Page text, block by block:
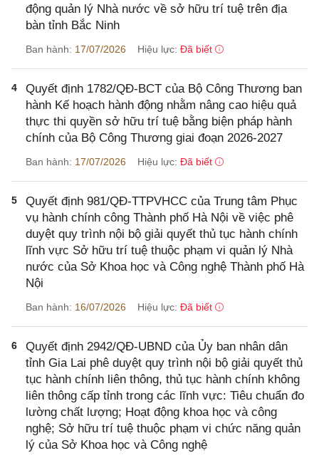
động quản lý Nhà nước về sở hữu trí tuệ trên địa
bàn tỉnh Bắc Ninh
Ban hành: 17/07/2026 Hiệu lực: Đã biết
4
Quyết định 1782/QĐ-BCT của Bộ Công Thương ban
hành Kế hoạch hành động nhằm nâng cao hiệu quả
thực thi quyền sở hữu trí tuệ bằng biện pháp hành
chính của Bộ Công Thương giai đoạn 2026-2027
Ban hành: 17/07/2026 Hiệu lực: Đã biết
5
Quyết định 981/QĐ-TTPVHCC của Trung tâm Phục
vụ hành chính công Thành phố Hà Nội về việc phê
duyệt quy trình nội bộ giải quyết thủ tục hành chính
lĩnh vực Sở hữu trí tuệ thuộc phạm vi quản lý Nhà
nước của Sở Khoa học và Công nghệ Thành phố Hà
Nội
Ban hành: 16/07/2026 Hiệu lực: Đã biết
6
Quyết định 2942/QĐ-UBND của Ủy ban nhân dân
tỉnh Gia Lai phê duyệt quy trình nội bộ giải quyết thủ
tục hành chính liên thông, thủ tục hành chính không
liên thông cấp tỉnh trong các lĩnh vực: Tiêu chuẩn đo
lường chất lượng; Hoạt động khoa học và công
nghệ; Sở hữu trí tuệ thuộc phạm vi chức năng quản
lý của Sở Khoa học và Công nghệ